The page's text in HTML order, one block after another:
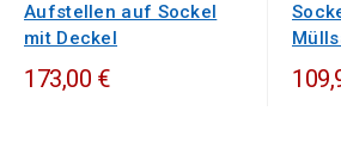
Aufstellen auf Sockel
mit Deckel
173,00 €